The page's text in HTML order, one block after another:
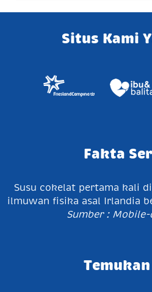
Situs Kami
Fakta
Susu cokelat pertama kali
ilmuwan fisika asal Irlandia
Sumber :